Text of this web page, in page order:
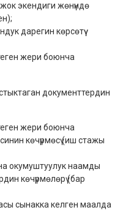
экендиги жөнүндө
дарегин көрсөтүү
жери боюнча
документтердин
жери боюнча
көчүрмөсү (иш стажы
окумуштуулук наамды
көчүрмөлөрү (бар
сынакка келген маалда